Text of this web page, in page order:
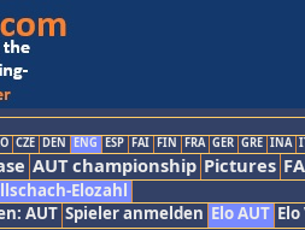
CZE DEN ENG ESP FAI FIN FRA GER GRE INA
AUT championship Pictures
Elozahl
AUT Spieler anmelden Elo AUT